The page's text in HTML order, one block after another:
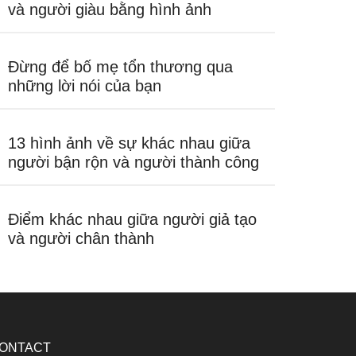
và người giàu bằng hình ảnh
Đừng để bố mẹ tổn thương qua
những lời nói của bạn
13 hình ảnh về sự khác nhau giữa
người bận rộn và người thành công
Điểm khác nhau giữa người giả tạo
và người chân thành